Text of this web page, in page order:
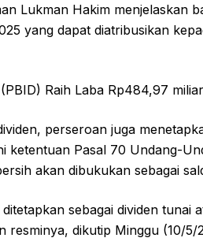
Lukman Hakim menjelaskan
yang dapat diatribusikan
Raih Laba Rp484,97
perseroan juga
ketentuan Pasal 70 Undang-
akan dibukukan sebagai
sebagai dividen tunai
resminya, dikutip Minggu (10/5/